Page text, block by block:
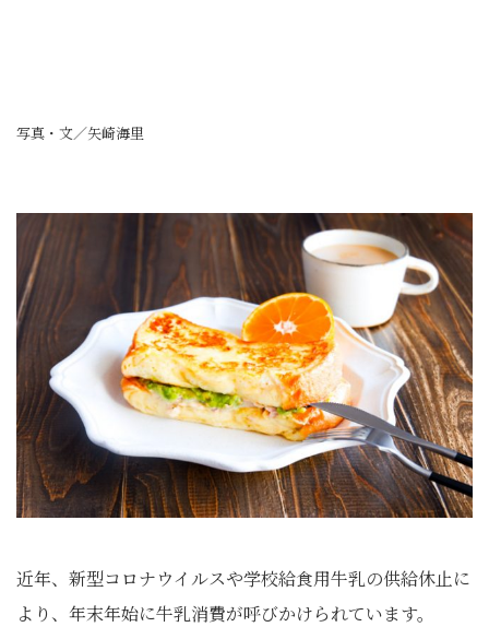
写真・文／矢崎海里
近年、新型コロナウイルスや学校給食用牛乳の供給休止に
より、年末年始に牛乳消費が呼びかけられています。